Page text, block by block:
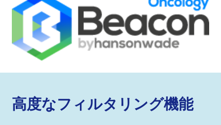
​高度なフィルタリング機能